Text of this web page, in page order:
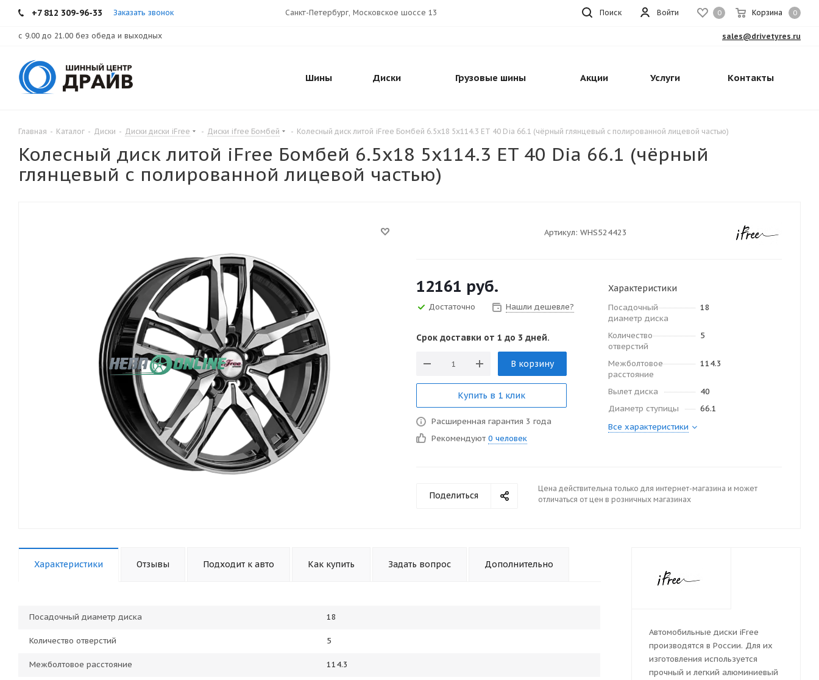
+7 812 309-96-33 Заказать звонок 0 Корзина 0
Войти
Санкт-Петербург, Московское шоссе 13 Поиск
с 9.00 до 21.00 без обеда и выходных sales@drivetyres.ru
Шины Диски Грузовые шины Акции Услуги Контакты
Главная - Каталог - Диски - Диски диски iFree - Диски ifree Бомбей - Колесный диск литой iFree Бомбей 6.5x18 5x114.3 ET 40 Dia 66.1 (чёрный глянцевый с полированной лицевой частью)
Колесный диск литой iFree Бомбей 6.5x18 5x114.3 ET 40 Dia 66.1 (чёрный
глянцевый с полированной лицевой частью)
Артикул: WHS524423
12161 руб.
Достаточно Нашли дешевле?
Срок доставки от 1 до 3 дней.
В корзину
Купить в 1 клик
Расширенная гарантия 3 года
Рекомендуют 0 человек
Характеристики
Посадочный
диаметр диска
18
Количество
отверстий
5
Межболтовое
расстояние
114.3
Вылет диска
40
Диаметр ступицы
66.1
Все характеристики
Поделиться
Цена действительна только для интернет-магазина и может
отличаться от цен в розничных магазинах
Характеристики Отзывы Подходит к авто Как купить Задать вопрос Дополнительно
Посадочный диаметр диска 18
Количество отверстий 5
Межболтовое расстояние 114.3
Автомобильные диски iFree
производятся в России. Для их
изготовления используется
прочный и легкий алюминиевый